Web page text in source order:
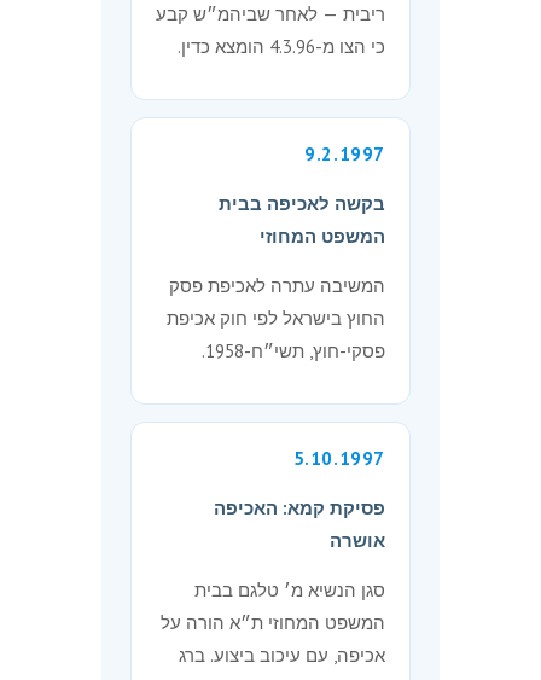
ריבית — לאחר שביהמ״ש קבע
כי הצו מ-4.3.96 הומצא כדין.
9.2.1997
בקשה לאכיפה בבית
המשפט המחוזי
המשיבה עתרה לאכיפת פסק
החוץ בישראל לפי חוק אכיפת
פסקי-חוץ, תשי״ח-1958.
5.10.1997
פסיקת קמא: האכיפה
אושרה
סגן הנשיא מ׳ טלגם בבית
המשפט המחוזי ת״א הורה על
אכיפה, עם עיכוב ביצוע. ברג